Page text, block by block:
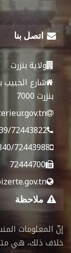
اتصل بنا
ولاية بنزرت
شارع
بنزرت 7000
72443822
72443988
72444700
ملاحظة
إنّ المعلومات
خلاف ذلك، هي